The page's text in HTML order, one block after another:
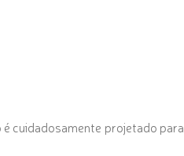
cuidadosamente projetado para